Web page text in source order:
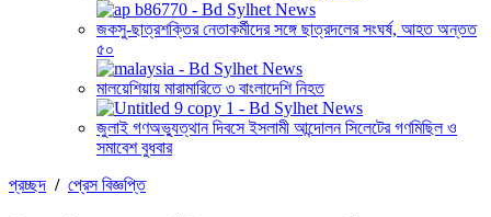
জকসু-ছাত্রশক্তির নেতাকর্মীদের সঙ্গে ছাত্রদলের সংঘর্ষ, আহত অন্তত
৫০
মালয়েশিয়ায় মারামারিতে ৩ বাংলাদেশি নিহত
জুলাই গণঅভ্যুত্থান দিবসে ইসলামী আন্দোলন সিলেটের গণমিছিল ও
সমাবেশ বুধবার
প্রচ্ছদ / প্রেস বিজ্ঞপ্তি